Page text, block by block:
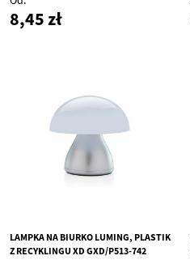
8,45 zł
LAMPKA NA BIURKO LUMING, PLASTIK
Z RECYKLINGU XD GXD/P513-742